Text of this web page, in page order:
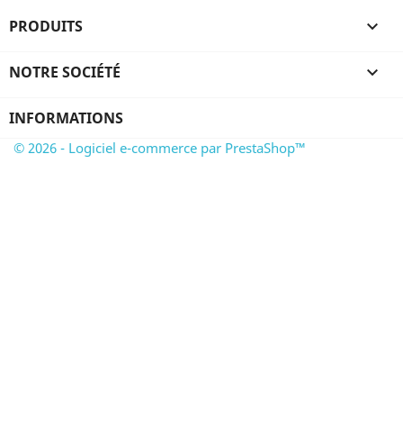
PRODUITS 
NOTRE SOCIÉTÉ 
INFORMATIONS
© 2026 - Logiciel e-commerce par PrestaShop™